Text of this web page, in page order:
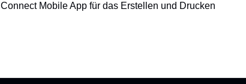
Mobile App für das Erstellen und Drucken